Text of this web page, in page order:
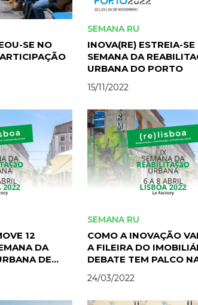
SE NO
SEMANA RU
INOVA(RE) ESTREIA-SE
SEMANA DA
URBANA DO PORTO
15/11/2022
12
DA
DE
SEMANA RU
COMO A INOVAÇÃO
A FILEIRA DO
DEBATE TEM PALCO
SEMANA DA RU DE
24/03/2022